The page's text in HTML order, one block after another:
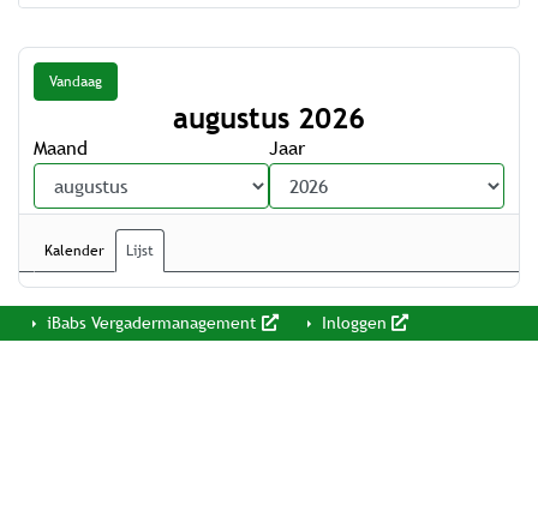
Vandaag
augustus 2026
Maand Jaar
Kalender Lijst
iBabs Vergadermanagement Inloggen